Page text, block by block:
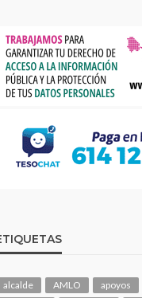
alcalde AMLO apoyos